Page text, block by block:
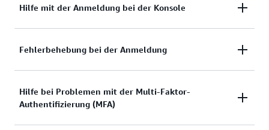
Hilfe mit der Anmeldung bei der Konsole
Benötigen Sie Hilfe mit der Anmeldung bei der
Dokumentation anzeigen
Fehlerbehebung bei der Anmeldung
Sie haben versucht, sich anzumelden, aber die
Anmeldeinformationen haben nicht funktioniert?
Hilfe bei Problemen mit der Multi-Faktor-
Authentifizierung (MFA)